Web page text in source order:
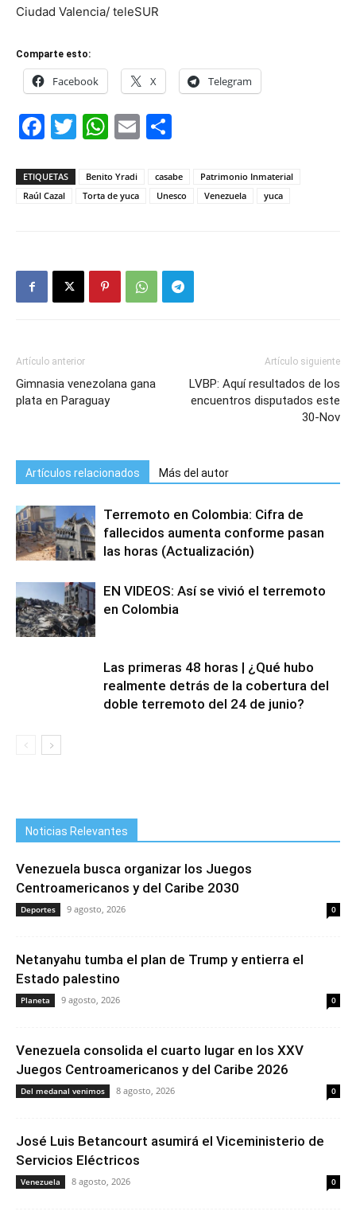
Ciudad Valencia/ teleSUR
Comparte esto:
Facebook X Telegram
Facebook
Twitter
WhatsApp
Email
ETIQUETAS Benito Yradi casabe
Patrimonio Inmaterial
Raúl Cazal
Torta de yuca Unesco Venezuela yuca
Artículo anterior
Gimnasia venezolana gana
plata en Paraguay
Artículo siguiente
LVBP: Aquí resultados de los
encuentros disputados este
30-Nov
Artículos relacionados Más del autor
Terremoto en Colombia: Cifra de
fallecidos aumenta conforme pasan
las horas (Actualización)
EN VIDEOS: Así se vivió el terremoto
en Colombia
Las primeras 48 horas | ¿Qué hubo
realmente detrás de la cobertura del
doble terremoto del 24 de junio?
Noticias Relevantes
Venezuela busca organizar los Juegos
Centroamericanos y del Caribe 2030
Deportes 9 agosto, 2026 0
Netanyahu tumba el plan de Trump y entierra el
Estado palestino
Planeta 9 agosto, 2026 0
Venezuela consolida el cuarto lugar en los XXV
Juegos Centroamericanos y del Caribe 2026
Del medanal venimos 8 agosto, 2026 0
José Luis Betancourt asumirá el Viceministerio de
Servicios Eléctricos
Venezuela 8 agosto, 2026 0